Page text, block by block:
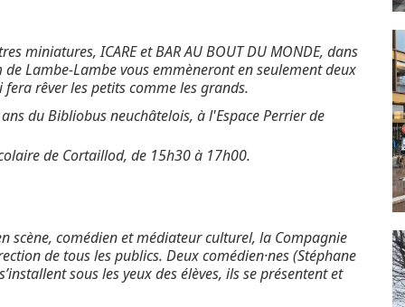
miniatures, ICARE et BAR AU BOUT DU MONDE, dans
Lambe-Lambe vous emmèneront en seulement deux
rêver les petits comme les grands.
du Bibliobus neuchâtelois, à l'Espace Perrier de
de Cortaillod, de 15h30 à 17h00.
scène, comédien et médiateur culturel, la Compagnie
de tous les publics. Deux comédien·nes (Stéphane
sous les yeux des élèves, ils se présentent et